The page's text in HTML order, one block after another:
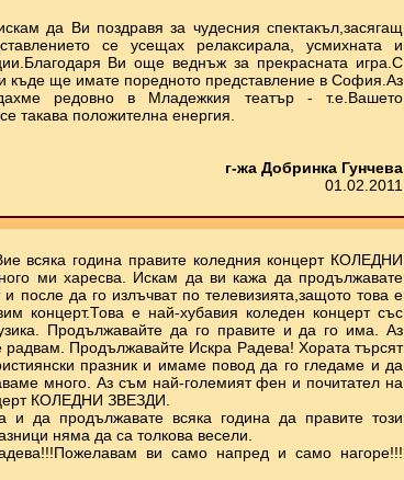
да Ви поздравя за чудесния спектакъл,засягащ
се усещах релаксирала, усмихната и
Ви още веднъж за прекрасната игра.С
къде ще имате поредното представление в София.Аз
редовно в Младежкия театър - т.е.Вашето
такава положителна енергия.
г-жа Добринка Гунчева
01.02.2011
всяка година правите коледния концерт КОЛЕДНИ
ми харесва. Искам да ви кажа да продължавате
после да го излъчват по телевизията,защото това е
концерт.Това е най-хубавия коледен концерт със
Продължавайте да го правите и да го има. Аз
Продължавайте Искра Радева! Хората търсят
празник и имаме повод да го гледаме и да
много. Аз съм най-големият фен и почитател на
КОЛЕДНИ ЗВЕЗДИ.
да продължавате всяка година да правите този
няма да са толкова весели.
ви само напред и само нагоре!!!